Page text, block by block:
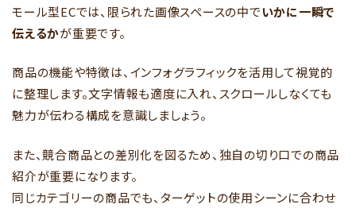
モール型ECでは、限られた画像スペースの中でいかに一瞬で
伝えるかが重要です。
商品の機能や特徴は、インフォグラフィックを活用して視覚的
に整理します。文字情報も適度に入れ、スクロールしなくても
魅力が伝わる構成を意識しましょう。
また、競合商品との差別化を図るため、独自の切り口での商品
紹介が重要になります。
同じカテゴリーの商品でも、ターゲットの使用シーンに合わせ